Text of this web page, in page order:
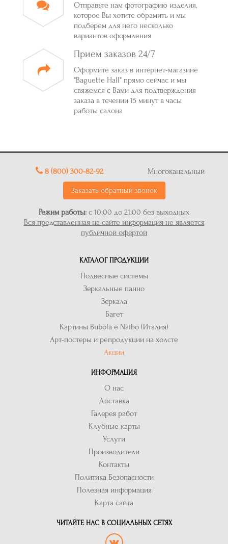
Отправьте нам фотографию изделия,
которое Вы хотите обрамить и мы
подберем для него несколько
вариантов оформления
Прием заказов 24/7
Оформите заказ в интернет-магазине
"Baguette Hall" прямо сейчас и мы
свяжемся с Вами для подтверждения
заказа в течении 15 минут в часы
работы салона
8 (800) 300-82-92 Многоканальный
Заказать обратный звонок
Режим работы: с 10:00 до 21:00 без выходных
Вся представленная на сайте информация не является
публичной офертой
КАТАЛОГ ПРОДУКЦИИ
Подвесные системы
Зеркальные панно
Зеркала
Багет
Картины Bubola e Naibo (Италия)
Арт-постеры и репродукции на холсте
Акции
ИНФОРМАЦИЯ
О нас
Доставка
Галерея работ
Клубные карты
Услуги
Производители
Контакты
Политика Безопасности
Полезная информация
Карта сайта
ЧИТАЙТЕ НАС В СОЦИАЛЬНЫХ СЕТЯХ